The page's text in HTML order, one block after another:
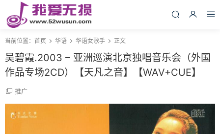
当前位置： 首页 华语 华语女歌手 正文
吴碧霞.2003 – 亚洲巡演北京独唱音乐会（外国
作品专场2CD）【天凡之音】【WAV+CUE】
推广